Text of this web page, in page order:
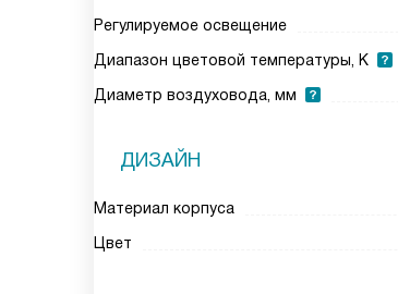
Регулируемое освещение
Диапазон цветовой температуры, К
Диаметр воздуховода, мм
ДИЗАЙН
Материал корпуса
Цвет